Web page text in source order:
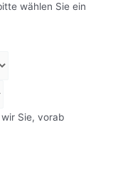
wählen Sie ein
Sie, vorab